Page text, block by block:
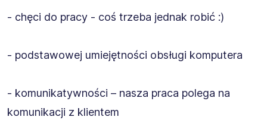
- chęci do pracy - coś trzeba jednak robić :)
- podstawowej umiejętności obsługi komputera
- komunikatywności – nasza praca polega na
komunikacji z klientem